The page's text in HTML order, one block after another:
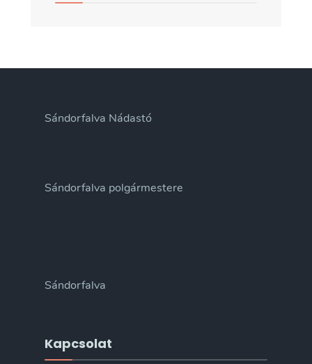
Sándorfalva Nádastó
Sándorfalva polgármestere
Sándorfalva
Kapcsolat